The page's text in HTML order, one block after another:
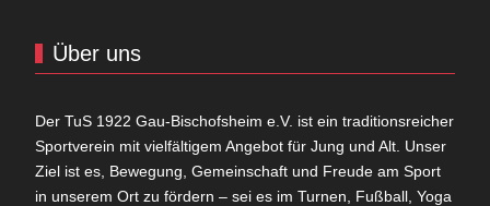
Über uns
Der TuS 1922 Gau-Bischofsheim e.V. ist ein traditionsreicher
Sportverein mit vielfältigem Angebot für Jung und Alt. Unser
Ziel ist es, Bewegung, Gemeinschaft und Freude am Sport
in unserem Ort zu fördern – sei es im Turnen, Fußball, Yoga